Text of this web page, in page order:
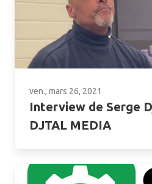
ven., mars 26, 2021
Interview de Serge
DJTAL MEDIA